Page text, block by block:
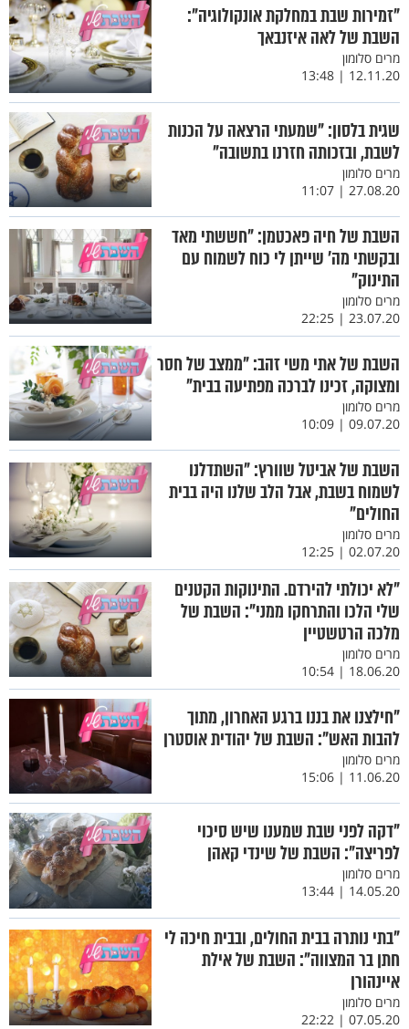
"זמירות שבת במחלקת אונקולוגיה":
השבת של לאה איזנבאך
מרים סלומון
12.11.20 | 13:48
שגית בלסון: "שמעתי הרצאה על הכנות
לשבת, ובזכותה חזרנו בתשובה"
מרים סלומון
27.08.20 | 11:07
השבת של חיה פאכטמן: "חששתי מאד
ובקשתי מה' שייתן לי כוח לשמוח עם
התינוק"
מרים סלומון
23.07.20 | 22:25
השבת של אתי משי זהב: "ממצב של חסר
ומצוקה, זכינו לברכה מפתיעה בבית"
מרים סלומון
09.07.20 | 10:09
השבת של אביטל שוורץ: "השתדלנו
לשמוח בשבת, אבל הלב שלנו היה בבית
החולים"
מרים סלומון
02.07.20 | 12:25
"לא יכולתי להירדם. התינוקות הקטנים
שלי הלכו והתרחקו ממני": השבת של
מלכה הרטשטיין
מרים סלומון
18.06.20 | 10:54
"חילצנו את בננו ברגע האחרון, מתוך
להבות האש": השבת של יהודית אוסטרן
מרים סלומון
11.06.20 | 15:06
"דקה לפני שבת שמענו שיש סיכוי
לפריצה": השבת של שינדי קאהן
מרים סלומון
14.05.20 | 13:44
"בתי נותרה בבית החולים, ובבית חיכה לי
חתן בר המצווה": השבת של אילת
איינהורן
מרים סלומון
07.05.20 | 22:22